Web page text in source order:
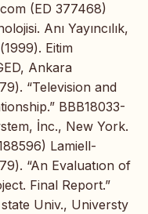
(ED 377468)
Anı Yayıncılık,
Eitim
Ankara
“Television and
BBB18033-
İnc., New York.
Lamiell-
“An Evaluatıon of
Final Report.”
Univ., Universty